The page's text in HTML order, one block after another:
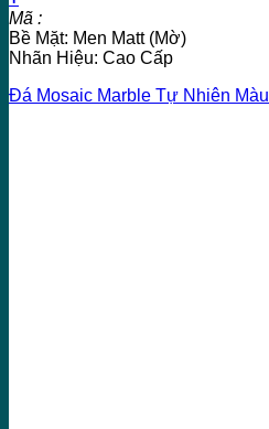
Mã :
Bề Mặt: Men Matt (Mờ)
Nhãn Hiệu: Cao Cấp
Đá Mosaic Marble Tự Nhiên